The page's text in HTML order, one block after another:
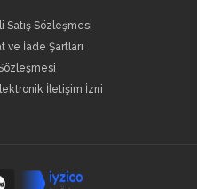
Satış Sözleşmesi
ve İade Şartları
İletişim İzni